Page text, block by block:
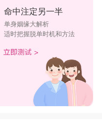
命中注定另一半
单身姻缘大解析
适时把握脱单时机和方法